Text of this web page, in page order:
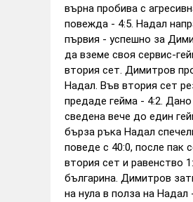
върна пробива с
повежда - 4:5. Надал
първия - успешно за
да вземе своя сервис-
втория сет. Димитров
Надал. Във втория сет
предаде гейма - 4:2.
сведена вече до един
бърза ръка Надал
поведе с 40:0, после пак
втория сет и равенство
българина. Димитров
на нула в полза на